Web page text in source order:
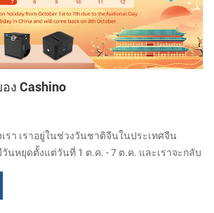
ง Cashino
า เราอยู่ในช่วงวันชาติจีนในประเทศจีน
นหยุดตั้งแต่วันที่ 1 ต.ค. - 7 ต.ค. และเราจะกลับ
ที่ 8 ต.ค. ขออภัยที่ไม่สามารถตอบกลับได้ทัน
ณทันทีที่เห็นข้อความ ขอให้ทุกอย่างผ่านไปด้วยดี
มเกี่ยวกับผลิตภัณฑ์ของเรา คุณสามารถฝาก